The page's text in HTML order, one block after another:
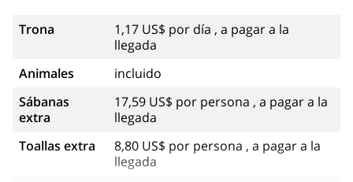
Trona
1,17 US$ por día , a pagar a la
llegada
Animales
incluido
Sábanas
extra
17,59 US$ por persona , a pagar a la
llegada
Toallas extra
8,80 US$ por persona , a pagar a la
llegada